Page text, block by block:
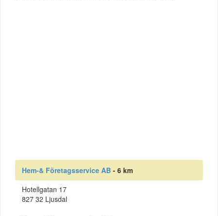
Hem-& Företagsservice AB - 6 km
Hotellgatan 17
827 32 Ljusdal